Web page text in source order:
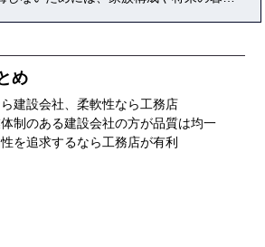
め
建設会社、柔軟性なら工務店
制のある建設会社の方が品質は均一
を追求するなら工務店が有利